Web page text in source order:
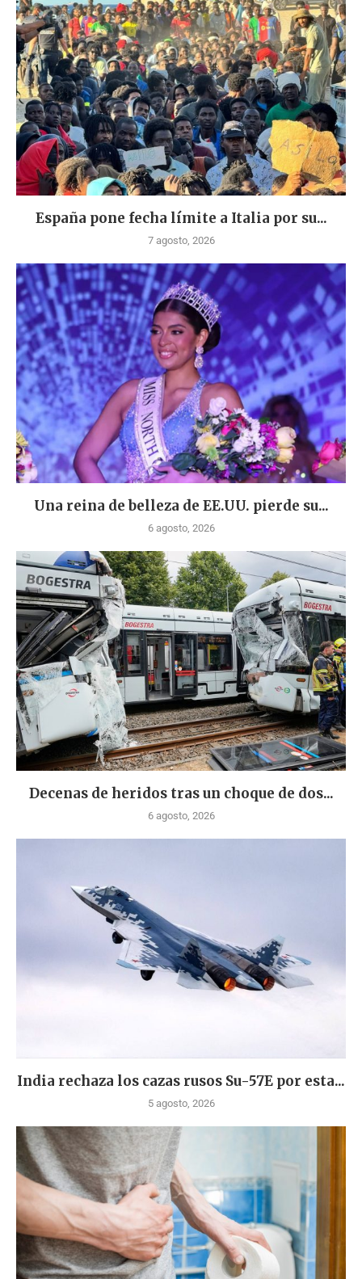
España pone fecha límite a Italia por su...
7 agosto, 2026
Una reina de belleza de EE.UU. pierde su...
6 agosto, 2026
Decenas de heridos tras un choque de dos...
6 agosto, 2026
India rechaza los cazas rusos Su-57E por esta...
5 agosto, 2026